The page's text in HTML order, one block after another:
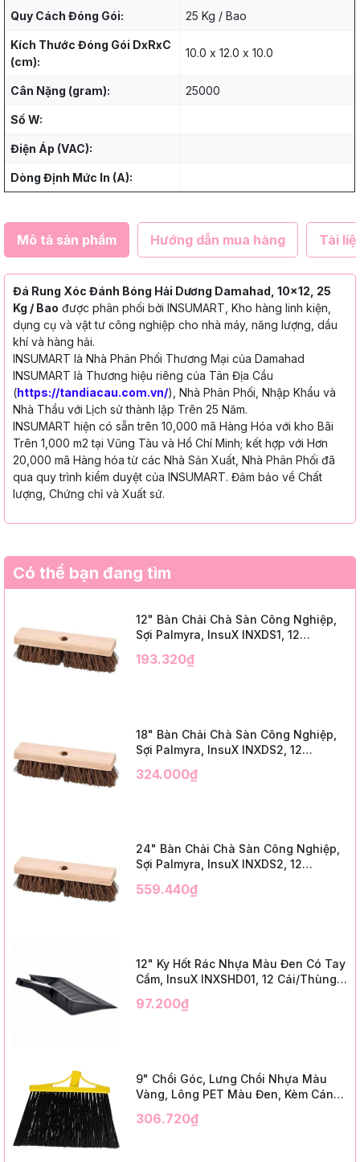
Quy Cách Đóng Gói: 25 Kg / Bao
Kích Thước Đóng Gói DxRxC
(cm):
10.0 x 12.0 x 10.0
Cân Nặng (gram): 25000
Số W:
Điện Áp (VAC):
Dòng Định Mức In (A):
Mô tả sản phẩm Hướng dẫn mua hàng Tài
Đá Rung Xóc Đánh Bóng Hải Dương Damahad, 10x12, 25
Kg / Bao được phân phối bởi INSUMART, Kho hàng linh kiện,
dụng cụ và vật tư công nghiệp cho nhà máy, năng lượng, dầu
khí và hàng hải.
INSUMART là Nhà Phân Phối Thương Mại của Damahad
INSUMART là Thương hiệu riêng của Tân Địa Cầu
(https://tandiacau.com.vn/), Nhà Phân Phối, Nhập Khẩu và
Nhà Thầu với Lịch sử thành lập Trên 25 Năm.
INSUMART hiện có sẵn trên 10,000 mã Hàng Hóa với kho Bãi
Trên 1,000 m2 tại Vũng Tàu và Hồ Chí Minh; kết hợp với Hơn
20,000 mã Hàng hóa từ các Nhà Sản Xuất, Nhà Phân Phối đã
qua quy trình kiểm duyệt của INSUMART. Đảm bảo về Chất
lượng, Chứng chỉ và Xuất sứ.
Có thể bạn đang tìm
12" Bàn Chải Chà Sàn Công Nghiệp,
Sợi Palmyra, InsuX INXDS1, 12
Trim)
193.320₫
18" Bàn Chải Chà Sàn Công Nghiệp,
Sợi Palmyra, InsuX INXDS2, 12
Trim)
324.000₫
24" Bàn Chải Chà Sàn Công Nghiệp,
Sợi Palmyra, InsuX INXDS2, 12
3" Trim)
559.440₫
12" Ky Hốt Rác Nhựa Màu Đen Có Tay
Cầm, InsuX INXSHD01, 12 Cái/Thùng,
Black Plastic)
97.200₫
9" Chổi Góc, Lưng Chổi Nhựa Màu
Vàng, Lông PET Màu Đen, Kèm Cán
12 Bộ/Thùng (9" Angle Broom, Yellow
306.720₫